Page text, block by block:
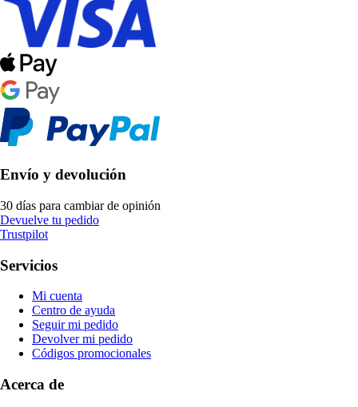
Envío y devolución
30 días para cambiar de opinión
Devuelve tu pedido
Trustpilot
Servicios
Mi cuenta
Centro de ayuda
Seguir mi pedido
Devolver mi pedido
Códigos promocionales
Acerca de